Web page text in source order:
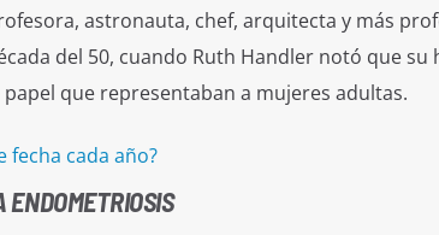
astronauta, chef, arquitecta y más
del 50, cuando Ruth Handler notó que su
que representaban a mujeres adultas.
fecha cada año?